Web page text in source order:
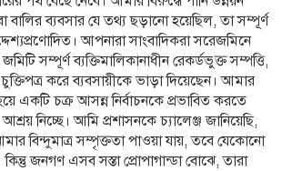
বালির ব্যবসার যে তথ্য ছড়ানো হয়েছিল, তা সম্পূর্ণ
আপনারা সাংবাদিকরা সরেজমিনে
সম্পূর্ণ ব্যক্তিমালিকানাধীন রেকর্ডভুক্ত সম্পত্তি,
করে ব্যবসায়ীকে ভাড়া দিয়েছেন। আমার
একটি চক্র আসন্ন নির্বাচনকে প্রভাবিত করতে
নিচ্ছে। আমি প্রশাসনকে চ্যালেঞ্জ জানিয়েছি,
বিন্দুমাত্র সম্পৃক্ততা পাওয়া যায়, তবে যেকোনো
কিন্তু জনগণ এসব সস্তা প্রোপাগান্ডা বোঝে, তারা